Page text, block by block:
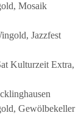
Mosaik
Jazzfest
Kulturzeit Extra,
Gewölbekeller